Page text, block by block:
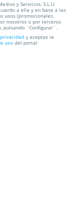
dos
Valladolid
y Servicios, S.L.U
a ella y en base a las
usos (promocionales,
nosotros o por terceros
pulsando ¨Configurar¨.
y aceptas la
uso del portal